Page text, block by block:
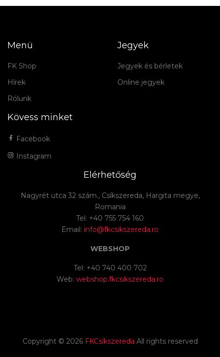
Menü
FK Shop
Hírek
Rólunk
Jegyek
Jegyek és bérletek
Online jegyek
Kövess minket
Facebook
Instagram
Elérhetőség
Nagyrét utca 32 szám., Csíkszereda, Hargita megye,
Romania
Tel: +40 755 754 160
Email: info@fkcsikszereda.ro
WEBSHOP
Tel: +40 740 400 702
Web: webshop.fkcsikszereda.ro
Copyright © 2026 FKCsíkszereda All rights reserved